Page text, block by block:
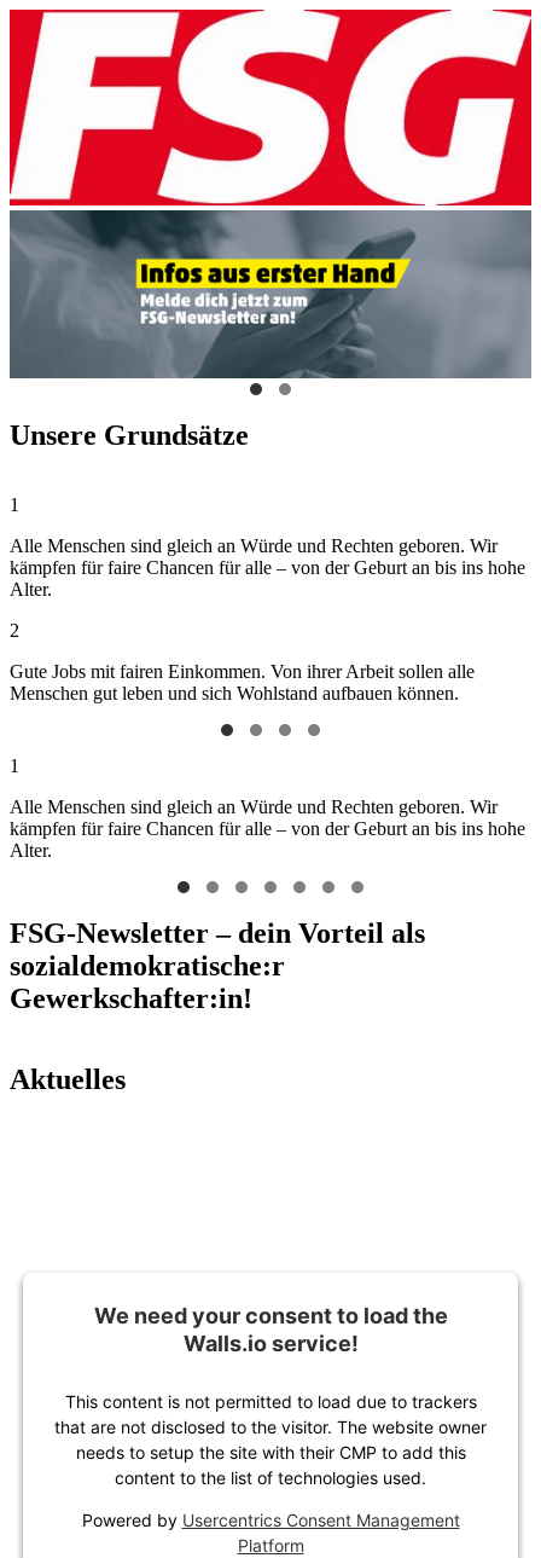
Unsere Grundsätze
1
Alle Menschen sind gleich an Würde und Rechten geboren. Wir
kämpfen für faire Chancen für alle – von der Geburt an bis ins hohe
Alter.
2
Gute Jobs mit fairen Einkommen. Von ihrer Arbeit sollen alle
Menschen gut leben und sich Wohlstand aufbauen können.
1
Alle Menschen sind gleich an Würde und Rechten geboren. Wir
kämpfen für faire Chancen für alle – von der Geburt an bis ins hohe
Alter.
FSG-Newsletter – dein Vorteil als
sozialdemokratische:r
Gewerkschafter:in!
Aktuelles
We need your consent to load the
Walls.io service!
This content is not permitted to load due to trackers
that are not disclosed to the visitor. The website owner
needs to setup the site with their CMP to add this
content to the list of technologies used.
Powered by Usercentrics Consent Management
Platform